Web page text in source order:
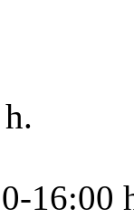
16:00